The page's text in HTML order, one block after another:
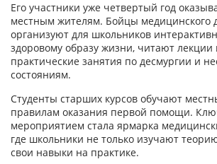
Его участники уже четвертый год
местным жителям. Бойцы медицинского
организуют для школьников
здоровому образу жизни, читают лекции
практические занятия по десмургии и
состояниям.
Студенты старших курсов обучают
правилам оказания первой помощи.
мероприятием стала ярмарка
где школьники не только изучают
свои навыки на практике.